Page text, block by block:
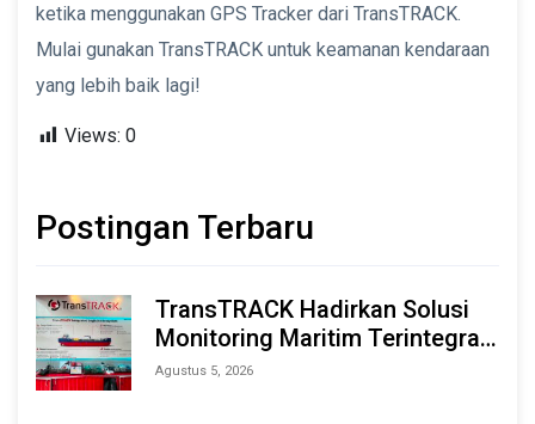
ketika menggunakan GPS Tracker dari TransTRACK.
Mulai gunakan TransTRACK untuk keamanan kendaraan
yang lebih baik lagi!
Views: 0
Postingan Terbaru
TransTRACK Hadirkan Solusi
Monitoring Maritim Terintegrasi
Berbasis AI & IoT di Indonesia
Agustus 5, 2026